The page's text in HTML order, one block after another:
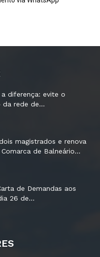
diferença: evite o
da rede de...
magistrados e renova
de Balneário...
de Demandas aos
26 de...